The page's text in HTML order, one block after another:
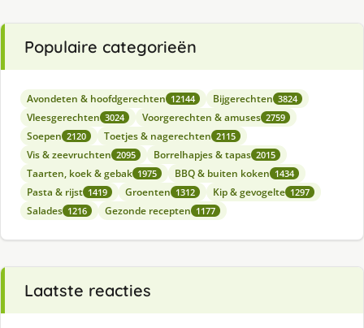
Populaire categorieën
Avondeten & hoofdgerechten 12144 Bijgerechten 3824
Vleesgerechten 3024 Voorgerechten & amuses 2759
Soepen 2120 Toetjes & nagerechten 2115
Vis & zeevruchten 2095 Borrelhapjes & tapas 2015
Taarten, koek & gebak 1975 BBQ & buiten koken 1434
Pasta & rijst 1419 Groenten 1312 Kip & gevogelte 1297
Salades 1216 Gezonde recepten 1177
Laatste reacties